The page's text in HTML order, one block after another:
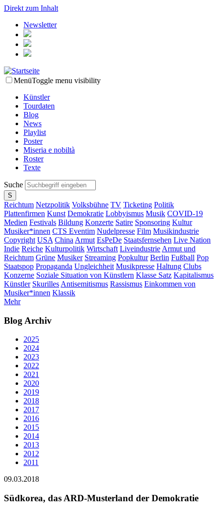
Direkt zum Inhalt
Newsletter
MenüToggle menu visibility
Künstler
Tourdaten
Blog
News
Playlist
Poster
Miseria e nobiltà
Roster
Texte
Suche
Reichtum Netzpolitik Volksbühne TV Ticketing Politik
Plattenfirmen Kunst Demokratie Lobbyismus Musik COVID-19
Medien Festivals Bildung Konzerte Satire Sponsoring Kultur
Musiker*innen CTS Eventim Nudelpresse Film Musikindustrie
Copyright USA China Armut EsPeDe Staatsfernsehen Live Nation
Indie Reiche Kulturpolitik Wirtschaft Liveindustrie Armut und
Reichtum Grüne Musiker Streaming Popkultur Berlin Fußball Pop
Staatspop Propaganda Ungleichheit Musikpresse Haltung Clubs
Konzerne Soziale Situation von Künstlern Klasse Satz Kapitalismus
Künstler Skurilles Antisemitismus Rassismus Einkommen von
Musiker*innen Klassik
Mehr
Blog Archiv
2025
2024
2023
2022
2021
2020
2019
2018
2017
2016
2015
2014
2013
2012
2011
09.03.2018
Südkorea, das ARD-Musterland der Demokratie